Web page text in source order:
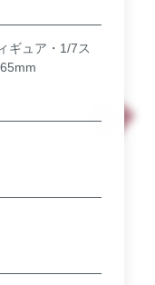
ギュア・1/7ス